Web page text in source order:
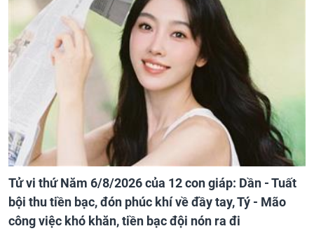
Tử vi thứ Năm 6/8/2026 của 12 con giáp: Dần - Tuất
bội thu tiền bạc, đón phúc khí về đầy tay, Tý - Mão
công việc khó khăn, tiền bạc đội nón ra đi